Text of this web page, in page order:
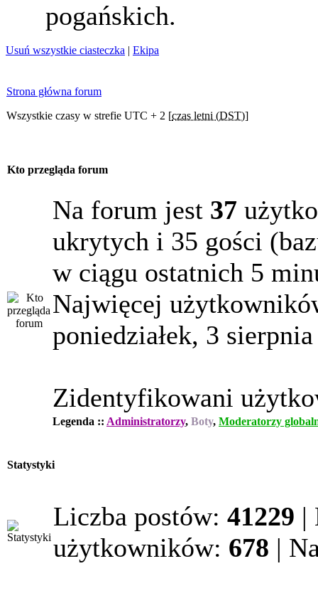
pogańskich.
Usuń wszystkie ciasteczka | Ekipa
Strona główna forum
Wszystkie czasy w strefie UTC + 2 [czas letni (DST)]
Kto przegląda forum
Na forum jest 37
ukrytych i 35 gości
w ciągu ostatnich 5
Najwięcej
poniedziałek, 3
Zidentyfikowani
Legenda :: Administratorzy, Boty, Moderatorzy
Statystyki
Liczba postów: 41229 |
użytkowników: 678 |